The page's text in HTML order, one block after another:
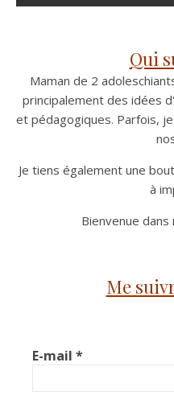
Qui
Maman de 2
principalement des idées
et pédagogiques. Parfois,
Je tiens également une
à
Bienvenue
Me
E-mail *